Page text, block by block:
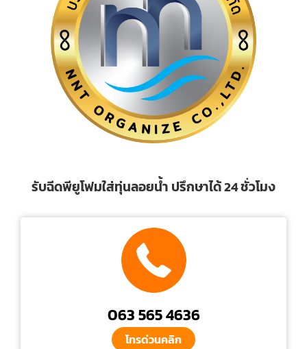
รับฉีดพียูโฟมใส่ทุ่นลอยน้ำ ปรึกษาได้ 24 ชั่วโมง
063 565 4636
โทรด่วนคลิก